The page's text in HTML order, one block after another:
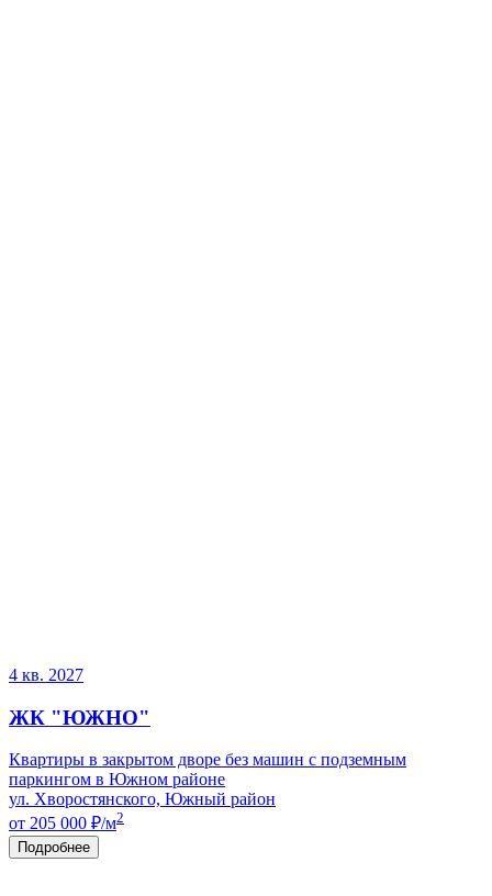
4 кв. 2027
ЖК "ЮЖНО"
Квартиры в закрытом дворе без машин с подземным
паркингом в Южном районе
ул. Хворостянского, Южный район
от 205 000 ₽/м2
Подробнее